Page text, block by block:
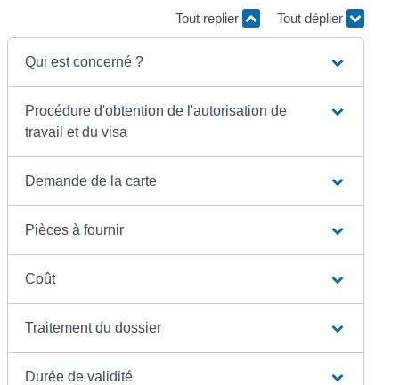
Tout replier Tout déplier
Qui est concerné ?
Procédure d'obtention de l'autorisation de
travail et du visa
Demande de la carte
Pièces à fournir
Coût
Traitement du dossier
Durée de validité